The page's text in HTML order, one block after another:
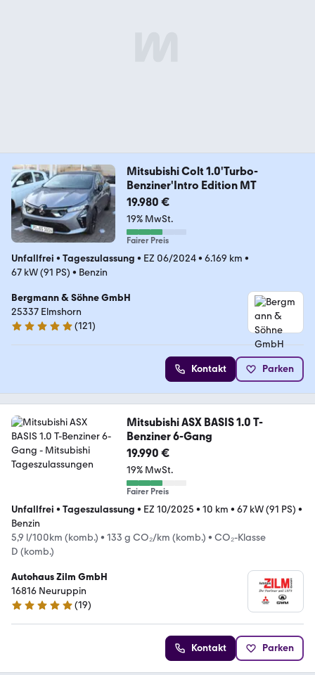
Mitsubishi Colt 1.0'Turbo-
Benziner'Intro Edition MT
19.980 €
19% MwSt.
Fairer Preis
Unfallfrei • Tageszulassung • EZ 06/2024• 6.169 km •
67 kW (91 PS) • Benzin
Bergmann & Söhne GmbH
25337 Elmshorn
4.8 Sterne
(121)
Kontakt Parken
Mitsubishi ASX BASIS 1.0 T-
Benziner 6-Gang
19.990 €
19% MwSt.
Fairer Preis
Unfallfrei • Tageszulassung • EZ 10/2025 • 10 km • 67 kW (91 PS) •
Benzin
5,9 l/100km (komb.) • 133 g CO₂/km (komb.) • CO₂-Klasse
D (komb.)
Autohaus Zilm GmbH
16816 Neuruppin
4.9 Sterne
(19)
Kontakt Parken